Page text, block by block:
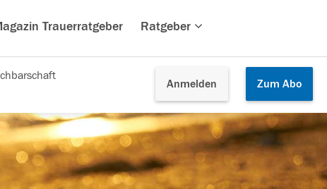
Trauerratgeber Ratgeber
Anmelden Zum Abo